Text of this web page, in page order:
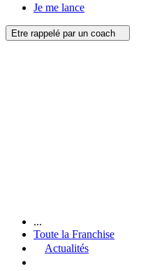
Je me lance
Etre rappelé par un coach
...
Toute la Franchise
Actualités